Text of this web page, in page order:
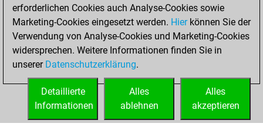
Dienstag,
September 19,
2023
You created
your Fritz account
erforderlichen Cookies auch Analyse-Cookies sowie
Marketing-Cookies eingesetzt werden. Hierkönnen Sie der
Verwendung von Analyse-Cookies und Marketing-Cookies
widersprechen. Weitere Informationen finden Sie in
unserer Datenschutzerklärung.
Alles
akzeptieren
Alles
ablehnen
Detaillierte
Informationen